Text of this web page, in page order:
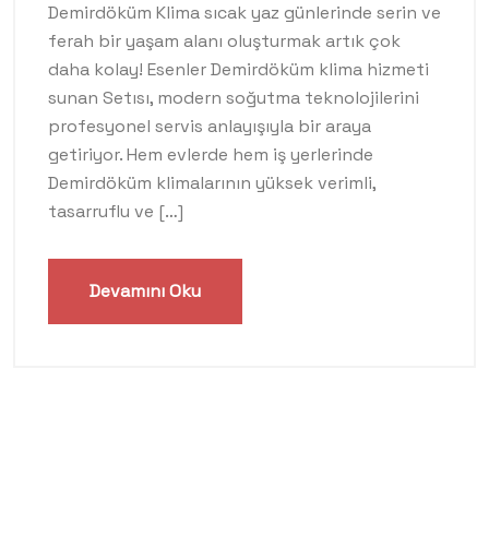
Demirdöküm Klima sıcak yaz günlerinde serin ve
ferah bir yaşam alanı oluşturmak artık çok
daha kolay! Esenler Demirdöküm klima hizmeti
sunan Setısı, modern soğutma teknolojilerini
profesyonel servis anlayışıyla bir araya
getiriyor. Hem evlerde hem iş yerlerinde
Demirdöküm klimalarının yüksek verimli,
tasarruflu ve […]
Devamını Oku